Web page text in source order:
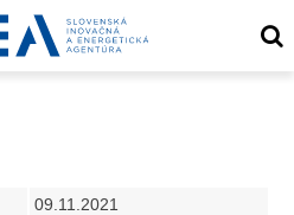
09.11.2021